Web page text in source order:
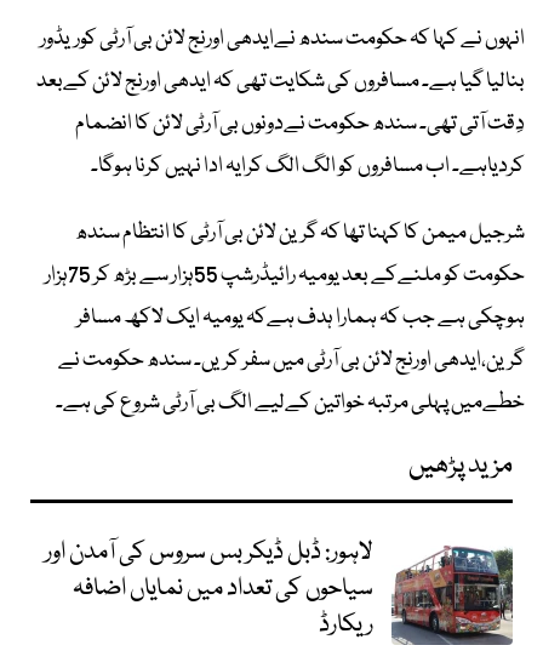
انہوں نے کہا کہ حکومت سندھ نےایدھی اورنج لائن بی آرٹی کوریڈور
بنالیا گیا ہے۔ مسافروں کی شکایت تھی کہ ایدھی اورنج لائن کےبعد
دِقت آتی تھی۔ سندھ حکومت نےدونوں بی آرٹی لائن کا انضمام
کردیاہے۔ اب مسافروں کو الگ الگ کرایہ ادا نہیں کرنا ہوگا۔
شرجیل میمن کا کہنا تھا کہ گرین لائن بی آرٹی کا انتظام سندھ
حکومت کو ملنےکے بعد یومیہ رائیڈرشپ 55ہزار سے بڑھ کر 75ہزار
ہوچکی ہے جب کہ ہمارا ہدف ہےکہ یومیہ ایک لاکھ مسافر
گرین،ایدھی اورنج لائن بی آرٹی میں سفر کریں۔ سندھ حکومت نے
خطےمیں پہلی مرتبہ خواتین کےلیے الگ بی آرٹی شروع کی ہے۔
مزید پڑھیں
لاہور: ڈبل ڈیکر بس سروس کی آمدن اور
سیاحوں کی تعداد میں نمایاں اضافہ
ریکارڈ